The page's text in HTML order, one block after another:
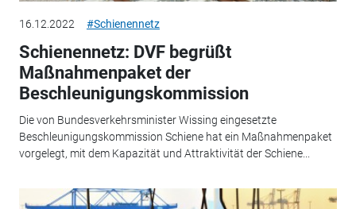
16.12.2022 #Schienennetz
Schienennetz: DVF begrüßt
Maßnahmenpaket der
Beschleunigungskommission
Die von Bundesverkehrsminister Wissing eingesetzte
Beschleunigungskommission Schiene hat ein Maßnahmenpaket
vorgelegt, mit dem Kapazität und Attraktivität der Schiene...